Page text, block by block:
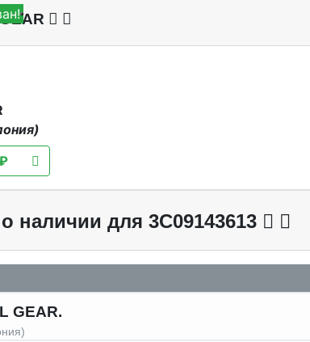
наличии для 3C09143613
GEAR.